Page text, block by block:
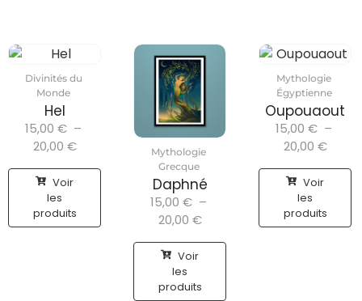
Divinités du
Monde
Hel
15,00 € –
20,00 €
Voir
les
produits
Mythologie
Grecque
Daphné
15,00 € –
20,00 €
Voir
les
produits
Mythologie
Égyptienne
Oupouaout
15,00 € –
20,00 €
Voir
les
produits